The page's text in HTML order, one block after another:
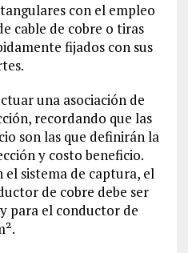
con el empleo
cable de cobre o tiras
fijados con sus
una asociación de
recordando que las
son las que definirán la
y costo beneficio.
el sistema de captura, el
de cobre debe ser
para el conductor de